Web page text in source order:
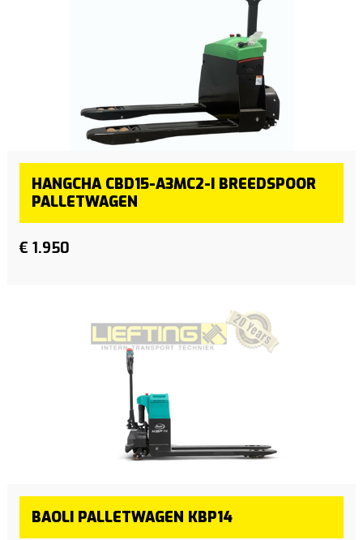
HANGCHA CBD15-A3MC2-I BREEDSPOOR
PALLETWAGEN
€ 1.950
BAOLI PALLETWAGEN KBP14